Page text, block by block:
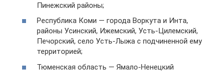
Пинежский районы;
Республика Коми — города Воркута и Инта,
районы Усинский, Ижемский, Усть-Цилемский,
Печорский, село Усть-Лыжа с подчиненной ему
территорией;
Тюменская область — Ямало-Ненецкий